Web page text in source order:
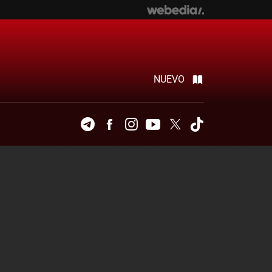
NUEVO
TelegramFacebookInstagramYoutubeTwitter